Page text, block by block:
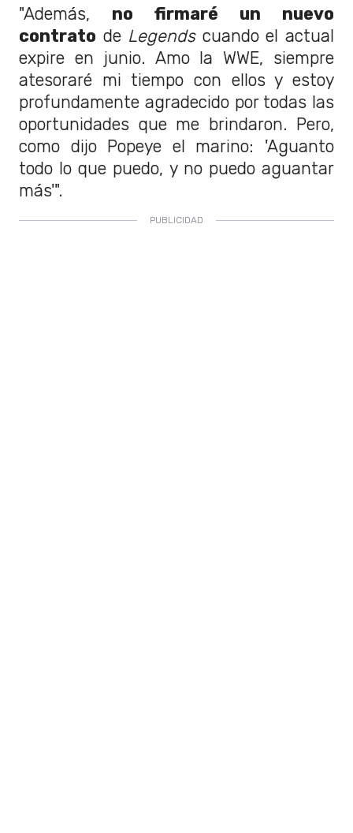
"Además, no firmaré un nuevo
contrato de Legendscuando el actual
expire en junio. Amo la WWE, siempre
atesoraré mi tiempo con ellos y estoy
profundamente agradecido por todas las
oportunidades que me brindaron. Pero,
como dijo Popeye el marino: 'Aguanto
todo lo que puedo, y no puedo aguantar
más'".